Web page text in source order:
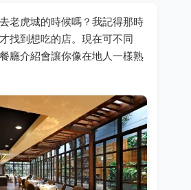
老虎城的時候嗎？我記得那時
找到想吃的店。現在可不同
廳介紹會讓你像在地人一樣熟